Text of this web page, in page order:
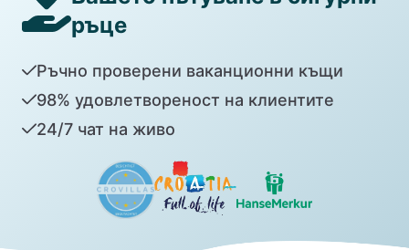
ръце
Ръчно проверени ваканционни къщи
98% удовлетвореност на клиентите
24/7 чат на живо